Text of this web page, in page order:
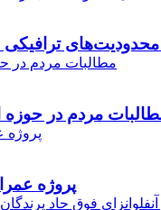
محدودیت‌های ترافیکی
مردم در حوزه
247 پروژه